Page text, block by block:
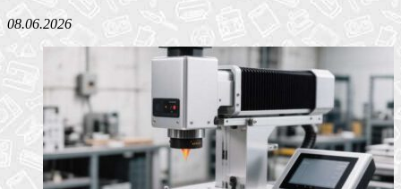
08.06.2026